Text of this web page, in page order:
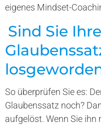
eigenes Mindset-
Sind Sie
So überprüfen Sie es:
Glaubenssatz noch?
aufgelöst. Wenn Sie ihn